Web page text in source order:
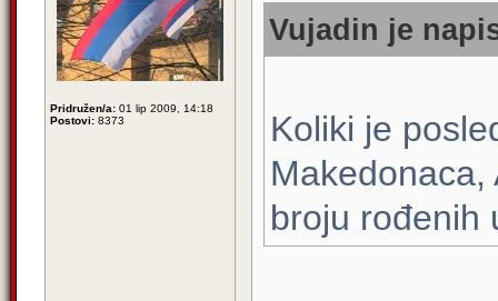
Pridružen/a: 01 lip 2009, 14:18
Postovi: 8373
Vujadin je
Koliki je
broju rođenih